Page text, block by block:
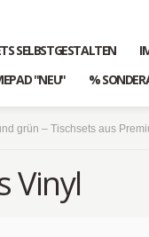
SELBSTGESTALTEN
"NEU" %
grün – Tischsets aus
Vinyl